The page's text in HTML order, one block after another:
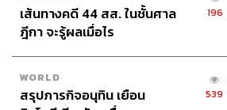
เส้นทางคดี 44 สส. ในชั้นศาล
ฎีกา จะรู้ผลเมื่อไร
196
WORLD
สรุปภารกิจอนุทิน เยือน
539